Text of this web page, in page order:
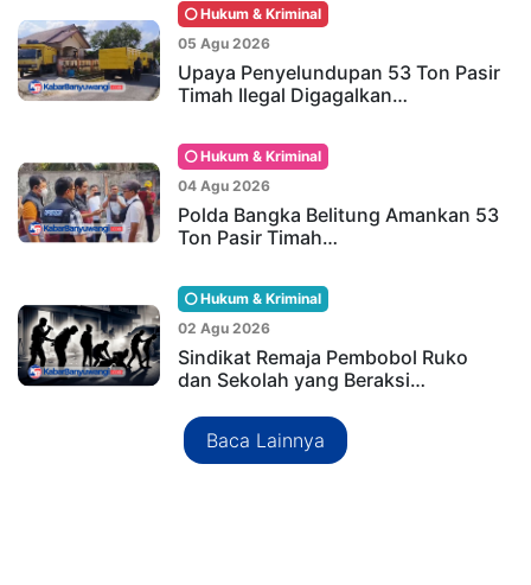
Hukum & Kriminal
05 Agu 2026
Upaya Penyelundupan 53 Ton Pasir
Timah Ilegal Digagalkan…
Hukum & Kriminal
04 Agu 2026
Polda Bangka Belitung Amankan 53
Ton Pasir Timah…
Hukum & Kriminal
02 Agu 2026
Sindikat Remaja Pembobol Ruko
dan Sekolah yang Beraksi…
Baca Lainnya